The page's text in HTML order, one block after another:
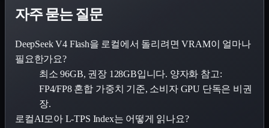
자주 묻는 질문
DeepSeek V4 Flash을 로컬에서 돌리려면 VRAM이 얼마나
필요한가요?
최소 96GB, 권장 128GB입니다. 양자화 참고:
FP4/FP8 혼합 가중치 기준, 소비자 GPU 단독은 비권
장.
로컬AI모아 L-TPS Index는 어떻게 읽나요?